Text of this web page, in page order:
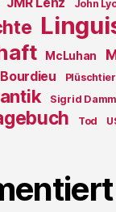
John
McLuhan
Plüschtier
Sigrid Damm
Tod